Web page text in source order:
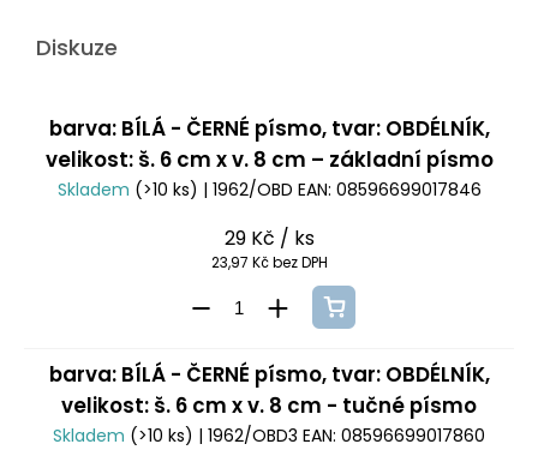
Diskuze
barva: BÍLÁ - ČERNÉ písmo, tvar: OBDÉLNÍK,
velikost: š. 6 cm x v. 8 cm – základní písmo
Skladem (>10 ks) | 1962/OBD EAN: 08596699017846
29 Kč / ks
23,97 Kč bez DPH
barva: BÍLÁ - ČERNÉ písmo, tvar: OBDÉLNÍK,
velikost: š. 6 cm x v. 8 cm - tučné písmo
Skladem (>10 ks) | 1962/OBD3 EAN: 08596699017860